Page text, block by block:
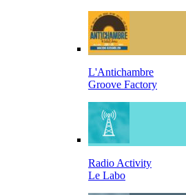
L'Antichambre
Groove Factory
Radio Activity
Le Labo